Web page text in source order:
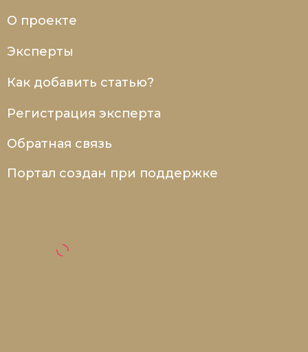
О проекте
Эксперты
Как добавить статью?
Регистрация эксперта
Обратная связь
Портал создан при поддержке